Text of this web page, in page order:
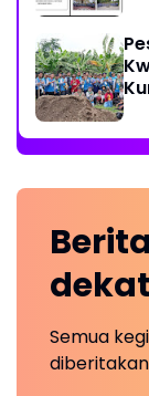
Semua
diberitakan